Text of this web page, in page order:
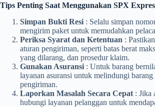
Tips Penting Saat Menggunakan SPX
Simpan Bukti Resi : Selalu simpan
mengirim paket untuk memudahkan
Periksa Syarat dan Ketentuan :
aturan pengiriman, seperti batas berat
yang dilarang, dan prosedur klaim.
Gunakan Asuransi : Untuk barang
layanan asuransi untuk melindungi barang
pengiriman.
Laporkan Masalah Secara Cepat : Jika
hubungi layanan pelanggan untuk